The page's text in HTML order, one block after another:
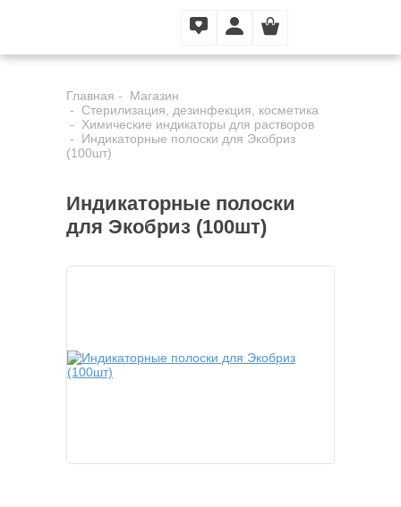
Главная
Магазин
Стерилизация, дезинфекция, косметика
Химические индикаторы для растворов
Индикаторные полоски для Экобриз
(100шт)
Индикаторные полоски
для Экобриз (100шт)